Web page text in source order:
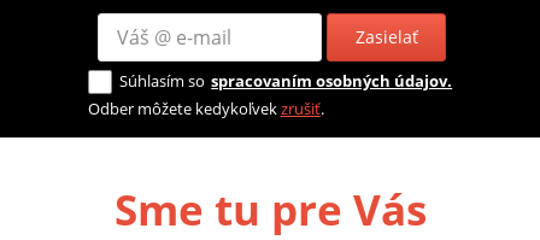
Zasielať
Súhlasím so spracovaním osobných údajov.
Odber môžete kedykoľvekzrušiť.
Sme tu pre Vás